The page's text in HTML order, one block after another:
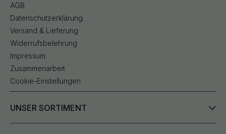
AGB
Datenschutzerklärung
Versand & Lieferung
Widerrufsbelehrung
Impressum
Zusammenarbeit
Cookie-Einstellungen
UNSER SORTIMENT